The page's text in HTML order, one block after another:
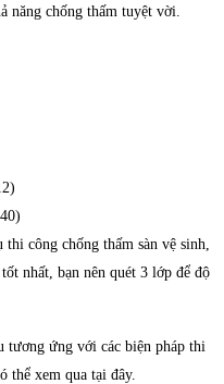
năng chống thấm tuyệt vời.
công chống thấm sàn vệ sinh,
nhất, bạn nên quét 3 lớp để độ
tương ứng với các biện pháp thi
thể xem qua tại đây.